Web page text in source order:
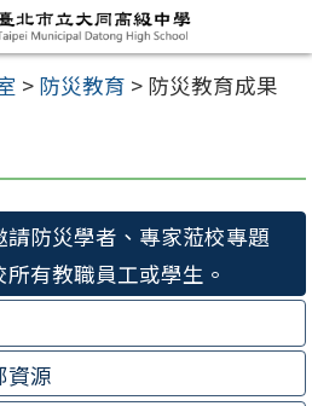
> 防災教育 > 防災教育成果
防災學者、專家蒞校專題
有教職員工或學生。
資源